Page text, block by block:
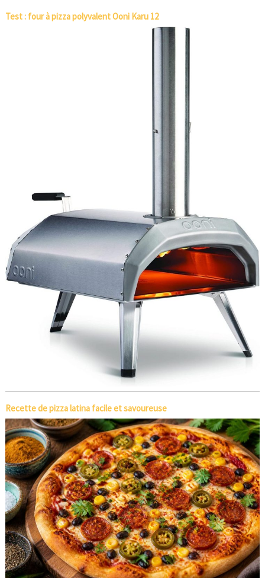
Test : four à pizza polyvalent Ooni Karu 12
Recette de pizza latina facile et savoureuse